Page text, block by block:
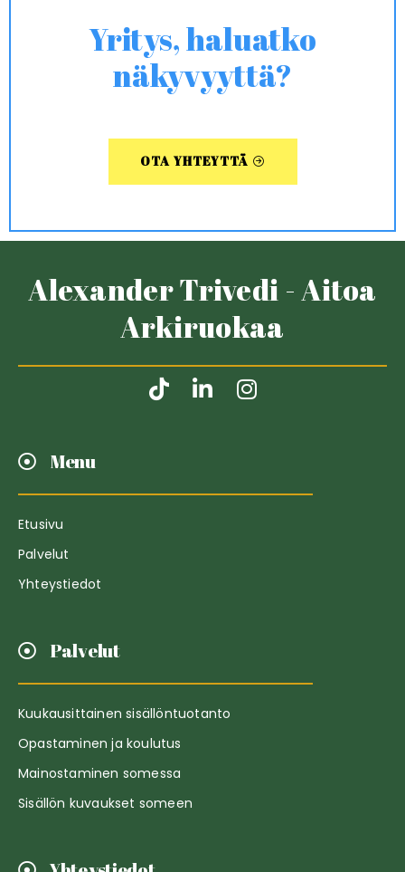
Yritys, haluatko
näkyvyyttä?
OTA YHTEYTTÄ
Alexander Trivedi - Aitoa
Arkiruokaa
Menu
Etusivu
Palvelut
Yhteystiedot
Palvelut
Kuukausittainen sisällöntuotanto
Opastaminen ja koulutus
Mainostaminen somessa
Sisällön kuvaukset someen